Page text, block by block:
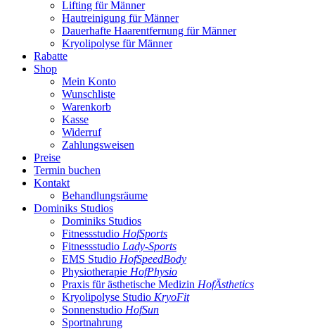
Lifting für Männer
Hautreinigung für Männer
Dauerhafte Haarentfernung für Männer
Kryolipolyse für Männer
Rabatte
Shop
Mein Konto
Wunschliste
Warenkorb
Kasse
Widerruf
Zahlungsweisen
Preise
Termin buchen
Kontakt
Behandlungsräume
Dominiks Studios
Dominiks Studios
Fitnessstudio HofSports
Fitnessstudio Lady-Sports
EMS Studio HofSpeedBody
Physiotherapie HofPhysio
Praxis für ästhetische Medizin HofÄsthetics
Kryolipolyse Studio KryoFit
Sonnenstudio HofSun
Sportnahrung